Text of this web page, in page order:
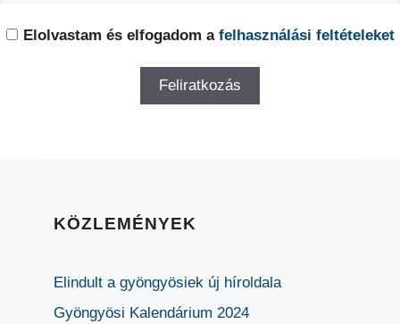
Elolvastam és elfogadom a felhasználási feltételeket
KÖZLEMÉNYEK
Elindult a gyöngyösiek új híroldala
Gyöngyösi Kalendárium 2024